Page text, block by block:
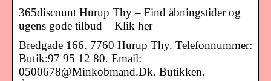
365discount Hurup Thy – Find åbningstider og
ugens gode tilbud – Klik her
Bredgade 166. 7760 Hurup Thy. Telefonnummer:
Butik:97 95 12 80. Email:
0500678@Minkobmand.Dk. Butikken.